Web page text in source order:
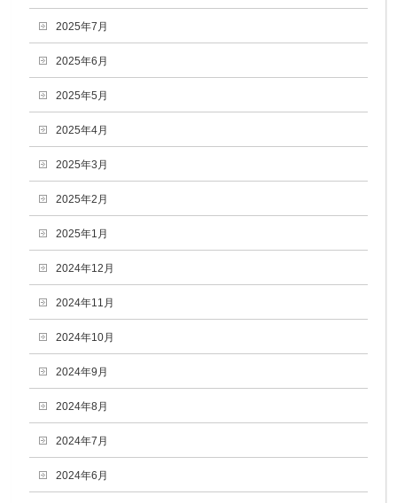
2025年7月
2025年6月
2025年5月
2025年4月
2025年3月
2025年2月
2025年1月
2024年12月
2024年11月
2024年10月
2024年9月
2024年8月
2024年7月
2024年6月